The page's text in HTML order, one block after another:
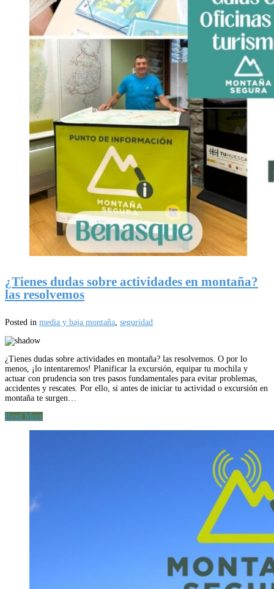
¿Tienes dudas sobre actividades en montaña?
las resolvemos
Posted in media y baja montaña, seguridad
¿Tienes dudas sobre actividades en montaña? las resolvemos. O por lo
menos, ¡lo intentaremos! Planificar la excursión, equipar tu mochila y
actuar con prudencia son tres pasos fundamentales para evitar problemas,
accidentes y rescates. Por ello, si antes de iniciar tu actividad o excursión en
montaña te surgen…
Read More